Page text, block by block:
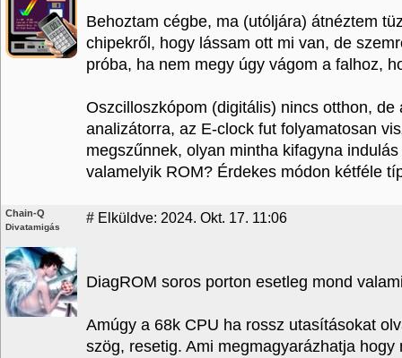
Behoztam cégbe, ma (utóljára) átnéztem
chipekről, hogy lássam ott mi van, de
próba, ha nem megy úgy vágom a falhoz,
Oszcilloszkópom (digitális) nincs otthon,
analizátorra, az E-clock fut folyamatosan
megszűnnek, olyan mintha kifagyna
valamelyik ROM? Érdekes módon kétféle
Chain-Q
Divatamigás
# Elküldve: 2024. Okt. 17. 11:06
DiagROM soros porton esetleg mond
Amúgy a 68k CPU ha rossz utasításokat
szög, resetig. Ami megmagyarázhatja